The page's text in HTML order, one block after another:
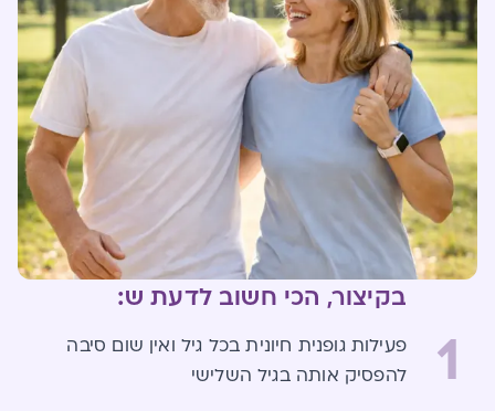
בקיצור, הכי חשוב לדעת ש:
1
פעילות גופנית חיונית בכל גיל ואין שום סיבה
להפסיק אותה בגיל השלישי